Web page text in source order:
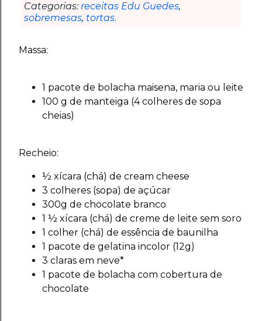
Categorias: receitas Edu Guedes,
sobremesas, tortas.
Massa:
1 pacote de bolacha maisena, maria ou leite
100 g de manteiga (4 colheres de sopa
cheias)
Recheio:
½ xícara (chá) de cream cheese
3 colheres (sopa) de açúcar
300g de chocolate branco
1 ½ xícara (chá) de creme de leite sem soro
1 colher (chá) de essência de baunilha
1 pacote de gelatina incolor (12g)
3 claras em neve*
1 pacote de bolacha com cobertura de
chocolate